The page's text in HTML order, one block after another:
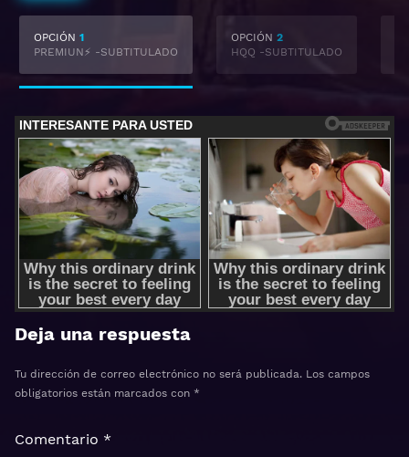
OPCIÓN 1
PREMIUN⚡ -SUBTITULADO
OPCIÓN 2
HQQ -SUBTITULADO
Deja una respuesta
Tu dirección de correo electrónico no será publicada. Los campos
obligatorios están marcados con *
Comentario *